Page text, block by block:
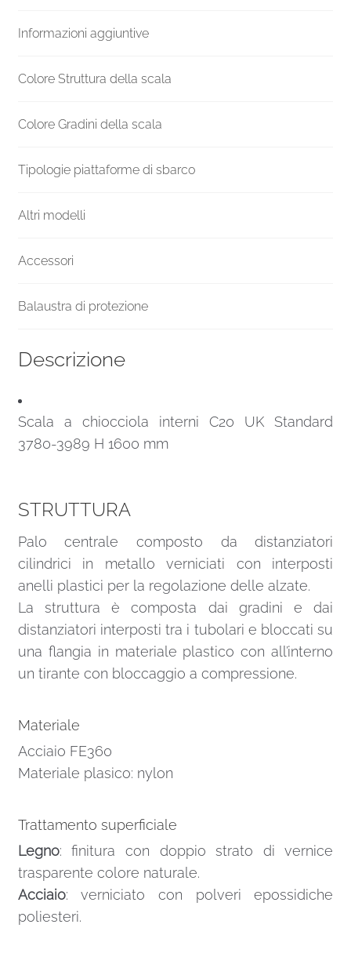
Ø
mm
Informazioni aggiuntive
Colore Struttura della scala
Colore Gradini della scala
Tipologie piattaforme di sbarco
Altri modelli
Accessori
Balaustra di protezione
Descrizione
Scala a chiocciola interni C20 UK Standard
3780-3989 H 1600 mm
STRUTTURA
Palo centrale composto da distanziatori
cilindrici in metallo verniciati con interposti
anelli plastici per la regolazione delle alzate.
La struttura è composta dai gradini e dai
distanziatori interposti tra i tubolari e bloccati su
una flangia in materiale plastico con all’interno
un tirante con bloccaggio a compressione.
Materiale
Acciaio FE360
Materiale plasico: nylon
Trattamento superficiale
Legno: finitura con doppio strato di vernice
trasparente colore naturale.
Acciaio: verniciato con polveri epossidiche
poliesteri.